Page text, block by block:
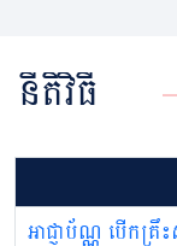
នីតិវិធី
អាជ្ញាប័ណ្ណ បើក